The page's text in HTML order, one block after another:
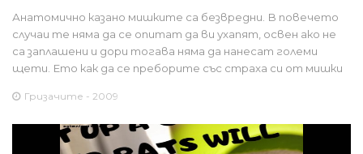
Анатомично казано мишките са безвредни. В повечето
случаи те няма да се опитат да ви ухапят, освен ако не
са заплашени и дори тогава няма да нанесат големи
щети. Ето как да се преборите със страха си от мишки
Гризачите - 2009